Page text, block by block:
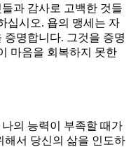
과 감사로 고백한 것들
십시오. 욥의 맹세는 자
명합니다. 그것을 증명
마음을 회복하지 못한
의 능력이 부족할 때가
해서 당신의 삶을 인도하